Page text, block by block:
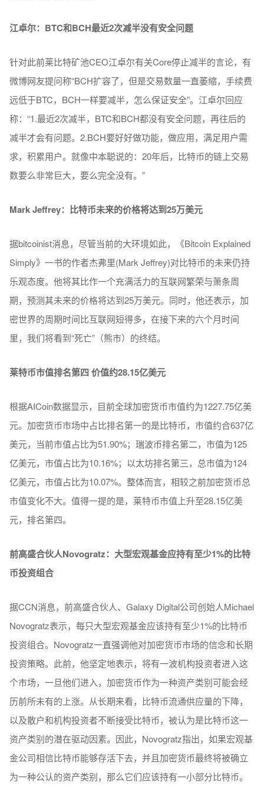
江卓尔：BTC和BCH最近2次减半没有安全问题
针对此前莱比特矿池CEO江卓尔有关Core停止减半的言论，有
微博网友提问称“BCH扩容了，但是交易数量一直萎缩，手续费
远低于BTC，BCH一样要减半，怎么保证安全”。江卓尔回应
称：“1.最近2次减半，BTC和BCH都没有安全问题，再往后的
减半才会有问题。2.BCH要好好做功能，做应用，满足用户需
求，积累用户。就像中本聪说的：20年后，比特币的链上交易
数要么非常巨大，要么完全没有。”
Mark Jeffrey：比特币未来的价格将达到25万美元
据bitcoinist消息，尽管当前的大环境如此，《Bitcoin Explained
Simply》一书的作者杰弗里(Mark Jeffrey)对比特币的未来仍持
乐观态度。他将其比作一个充满活力的互联网繁荣与萧条周
期，预测其未来的价格将达到25万美元。同时，他还表示，加
密世界的周期时间比互联网短得多，在接下来的六个月时间
里，我们将看到“死亡”（熊市）的终结。
莱特币市值排名第四 价值约28.15亿美元
根据AICoin数据显示，目前全球加密货币市值约为1227.75亿美
元。加密货币市场中占比排名第一的是比特币，市值约合637亿
美元，当前市值占比为51.90%；瑞波币排名第二，市值为125
亿美元，市值占比为10.16%；以太坊排名第三，总市值为124
亿美元，市值占比为10.07%。整体而言，相较之前加密货币总
市值变化不大。值得一提的是，莱特币市值上升至28.15亿美
元，排名第四。
前高盛合伙人Novogratz：大型宏观基金应持有至少1%的比特
币投资组合
据CCN消息，前高盛合伙人、Galaxy Digital公司创始人Michael
Novogratz表示，每只大型宏观基金应该持有至少1%的比特币
投资组合。Novogratz一直强调他对加密货币市场的信念和长期
投资策略。此前，他坚定地表示，将有一波机构投资者进入这
个市场，一旦他们进入，加密货币作为一种资产类别可能会经
历前所未有的上涨。从长期来看，比特币流通供应量的下降，
以及散户和机构投资者不断接受比特币，被认为是比特币这一
资产类别的潜在驱动因素。因此，Novogratz指出，如果宏观基
金公司相信比特币能够存活下去，并且加密货币最终将被确立
为一种公认的资产类别，那么它们应该持有一小部分比特币。